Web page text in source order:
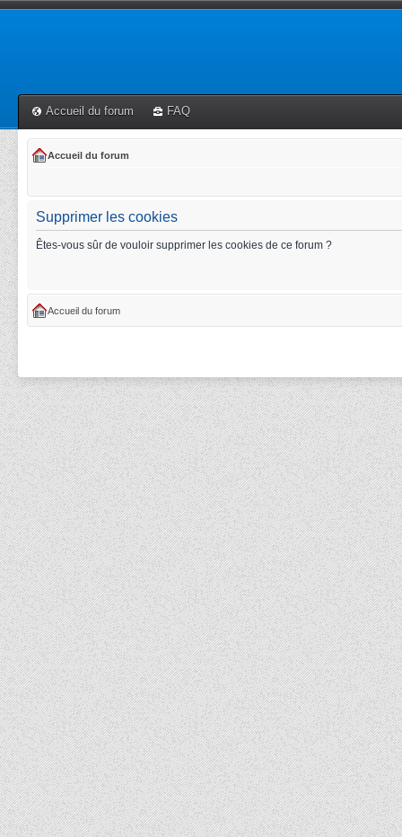
Accueil du forum FAQ
Accueil du forum
Supprimer les cookies
Êtes-vous sûr de vouloir supprimer les cookies de ce forum ?
Accueil du forum